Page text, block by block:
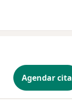
Agendar cita